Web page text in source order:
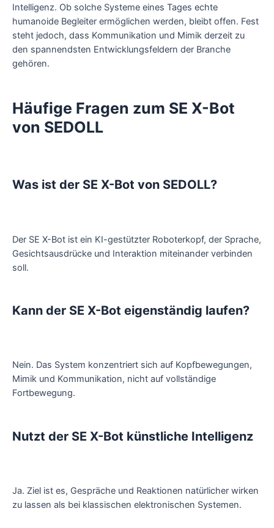
Intelligenz. Ob solche Systeme eines Tages echte
humanoide Begleiter ermöglichen werden, bleibt offen. Fest
steht jedoch, dass Kommunikation und Mimik derzeit zu
den spannendsten Entwicklungsfeldern der Branche
gehören.
Häufige Fragen zum SE X-Bot
von SEDOLL
Was ist der SE X-Bot von SEDOLL?
Der SE X-Bot ist ein KI-gestützter Roboterkopf, der Sprache,
Gesichtsausdrücke und Interaktion miteinander verbinden
soll.
Kann der SE X-Bot eigenständig laufen?
Nein. Das System konzentriert sich auf Kopfbewegungen,
Mimik und Kommunikation, nicht auf vollständige
Fortbewegung.
Nutzt der SE X-Bot künstliche Intelligenz
Ja. Ziel ist es, Gespräche und Reaktionen natürlicher wirken
zu lassen als bei klassischen elektronischen Systemen.